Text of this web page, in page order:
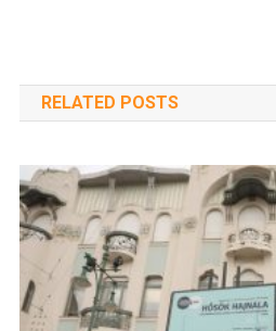
RELATED POSTS